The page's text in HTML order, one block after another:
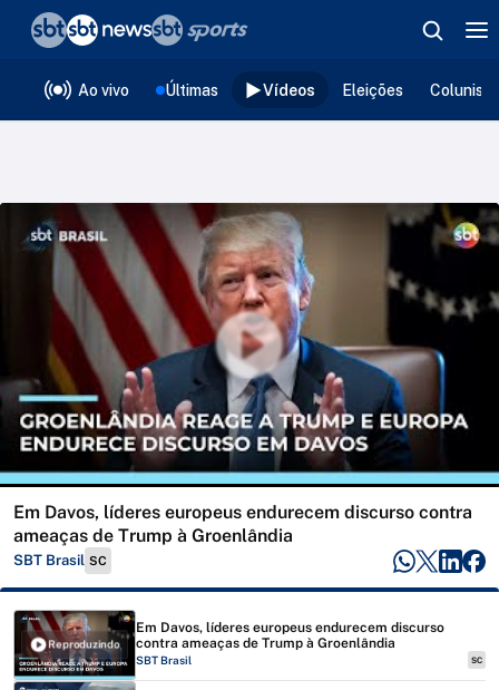
Ao vivo Últimas Vídeos Eleições
Em Davos, líderes europeus endurecem discurso contra
ameaças de Trump à Groenlândia
SBT Brasil SC
Reproduzindo
Em Davos, líderes europeus endurecem discurso
contra ameaças de Trump à Groenlândia
SBT Brasil SC
❮voltar
Editorias